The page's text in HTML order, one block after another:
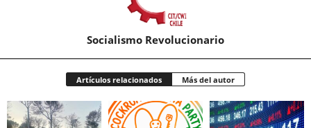
Socialismo Revolucionario
Artículos relacionados Más del autor